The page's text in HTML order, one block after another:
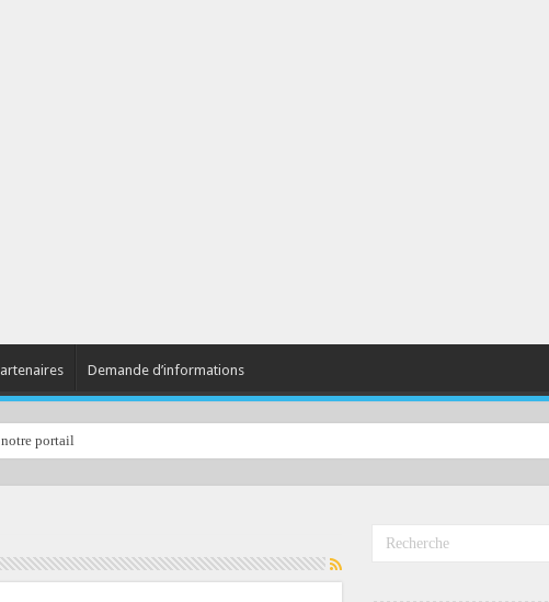
Demande d’informations
portail